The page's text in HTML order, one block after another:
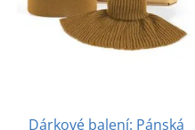
Dárkové balení: Pánská